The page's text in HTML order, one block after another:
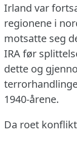
Irland var
regionene i
motsatte seg
IRA før
dette og
1940-årene.
Da roet